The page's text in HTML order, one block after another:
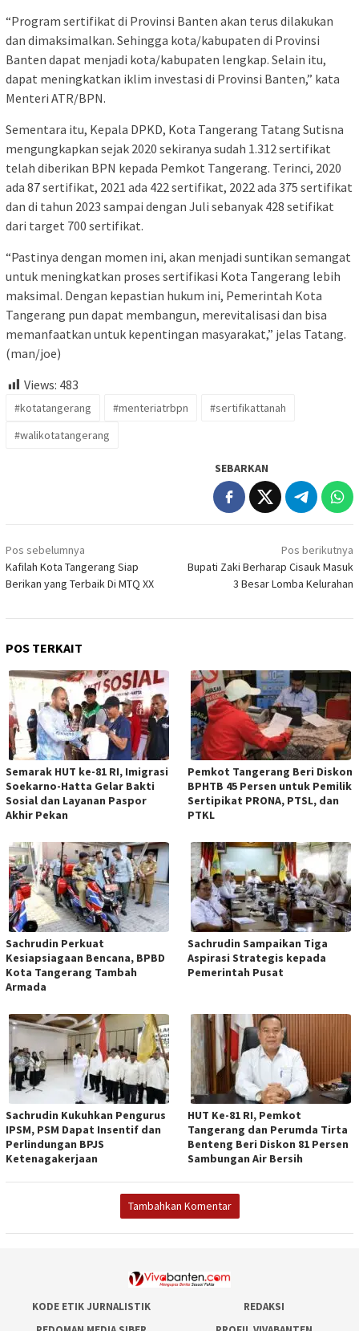
“Program sertifikat di Provinsi Banten akan terus dilakukan
dan dimaksimalkan. Sehingga kota/kabupaten di Provinsi
Banten dapat menjadi kota/kabupaten lengkap. Selain itu,
dapat meningkatkan iklim investasi di Provinsi Banten,” kata
Menteri ATR/BPN.
Sementara itu, Kepala DPKD, Kota Tangerang Tatang Sutisna
mengungkapkan sejak 2020 sekiranya sudah 1.312 sertifikat
telah diberikan BPN kepada Pemkot Tangerang. Terinci, 2020
ada 87 sertifikat, 2021 ada 422 sertifikat, 2022 ada 375 sertifikat
dan di tahun 2023 sampai dengan Juli sebanyak 428 setifikat
dari target 700 sertifikat.
“Pastinya dengan momen ini, akan menjadi suntikan semangat
untuk meningkatkan proses sertifikasi Kota Tangerang lebih
maksimal. Dengan kepastian hukum ini, Pemerintah Kota
Tangerang pun dapat membangun, merevitalisasi dan bisa
memanfaatkan untuk kepentingan masyarakat,” jelas Tatang.
(man/joe)
Views: 483
#kotatangerang #menteriatrbpn
#sertifikattanah
#walikotatangerang
SEBARKAN
Navigasi
pos
Pos sebelumnya
Kafilah Kota Tangerang Siap
Berikan yang Terbaik Di MTQ XX
Pos berikutnya
Bupati Zaki Berharap Cisauk Masuk
3 Besar Lomba Kelurahan
POS TERKAIT
Semarak HUT ke-81 RI, Imigrasi
Soekarno-Hatta Gelar Bakti
Sosial dan Layanan Paspor
Akhir Pekan
Pemkot Tangerang Beri Diskon
BPHTB 45 Persen untuk Pemilik
Sertipikat PRONA, PTSL, dan
PTKL
Sachrudin Perkuat
Kesiapsiagaan Bencana, BPBD
Kota Tangerang Tambah
Armada
Sachrudin Sampaikan Tiga
Aspirasi Strategis kepada
Pemerintah Pusat
Sachrudin Kukuhkan Pengurus
IPSM, PSM Dapat Insentif dan
Perlindungan BPJS
Ketenagakerjaan
HUT Ke-81 RI, Pemkot
Tangerang dan Perumda Tirta
Benteng Beri Diskon 81 Persen
Sambungan Air Bersih
Tambahkan Komentar
KODE ETIK JURNALISTIK
REDAKSI